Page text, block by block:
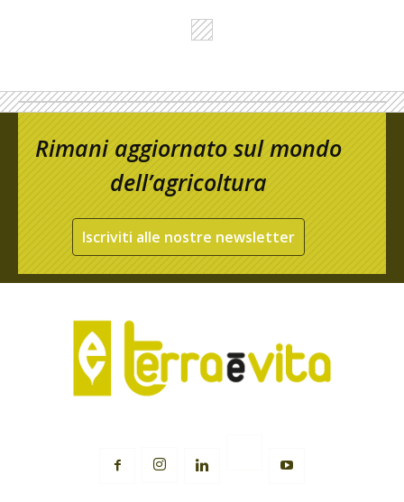
Rimani aggiornato sul mondo
dell’agricoltura
Iscriviti alle nostre newsletter